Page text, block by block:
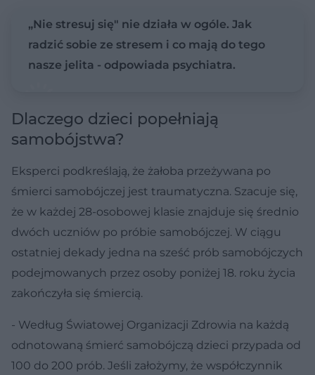
„Nie stresuj się" nie działa w ogóle. Jak
radzić sobie ze stresem i co mają do tego
nasze jelita - odpowiada psychiatra.
Dlaczego dzieci popełniają
samobójstwa?
Eksperci podkreślają, że żałoba przeżywana po
śmierci samobójczej jest traumatyczna. Szacuje się,
że w każdej 28-osobowej klasie znajduje się średnio
dwóch uczniów po próbie samobójczej. W ciągu
ostatniej dekady jedna na sześć prób samobójczych
podejmowanych przez osoby poniżej 18. roku życia
zakończyła się śmiercią.
- Według Światowej Organizacji Zdrowia na każdą
odnotowaną śmierć samobójczą dzieci przypada od
100 do 200 prób. Jeśli założymy, że współczynnik